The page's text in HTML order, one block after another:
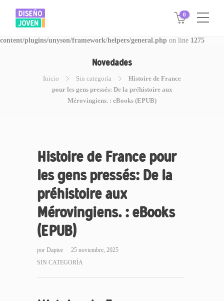
Warning: Invalid argument supplied for foreach() in
/www/disegnojoven.com.ar/htdocs/wp-
content/plugins/unyson/framework/helpers/general.php on line 1275
0
Novedades
Inicio Sin categoría
Histoire de France
pour les gens pressés: De la préhistoire aux
Mérovingiens. : eBooks (EPUB)
Histoire de France pour
les gens pressés: De la
préhistoire aux
Mérovingiens. : eBooks
(EPUB)
por Daptee
25 noviembre, 2025
SIN CATEGORÍA